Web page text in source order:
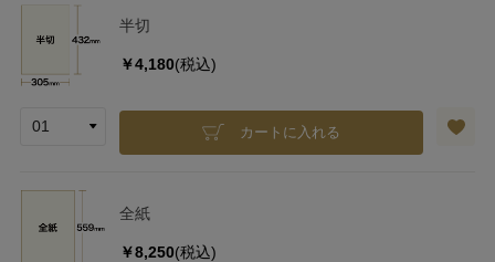
半切
￥4,180(税込)
カートに入れる
全紙
￥8,250(税込)